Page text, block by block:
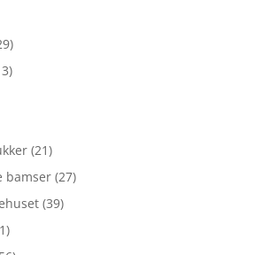
(21)
bamser (27)
(39)